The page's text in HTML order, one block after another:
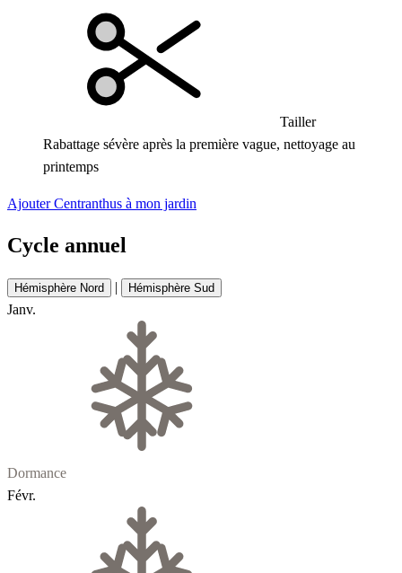
Tailler
Rabattage sévère après la première vague, nettoyage au
printemps
Ajouter Centranthus à mon jardin
Cycle annuel
Hémisphère Nord | Hémisphère Sud
Janv.
Dormance
Févr.